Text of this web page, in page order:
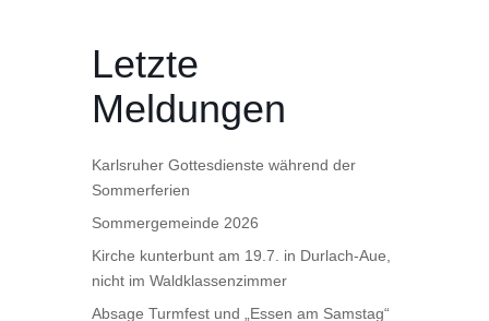
Letzte
Meldungen
Karlsruher Gottesdienste während der
Sommerferien
Sommergemeinde 2026
Kirche kunterbunt am 19.7. in Durlach-Aue,
nicht im Waldklassenzimmer
Absage Turmfest und „Essen am Samstag“